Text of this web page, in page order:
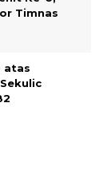
Timnas
atas